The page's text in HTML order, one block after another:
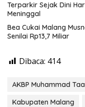
Terparkir Sejak Dini
Meninggal
Bea Cukai Malang
Senilai Rp13,7 Miliar
Dibaca: 414
AKBP Muhammad
Kabupaten Malang